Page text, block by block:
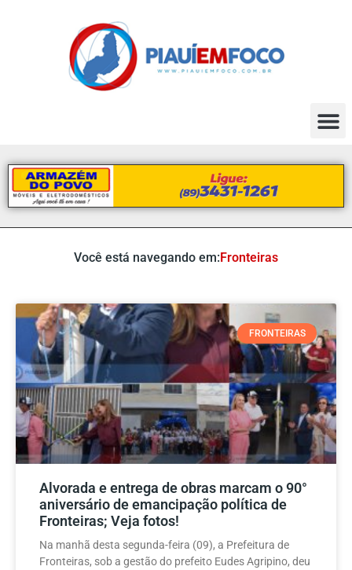
Você está navegando em:Fronteiras
FRONTEIRAS
Alvorada e entrega de obras marcam o 90°
aniversário de emancipação política de
Fronteiras; Veja fotos!
Na manhã desta segunda-feira (09), a Prefeitura de
Fronteiras, sob a gestão do prefeito Eudes Agripino, deu